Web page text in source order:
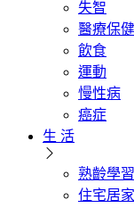
失智
醫療保健
飲食
運動
慢性病
癌症
生 活
熟齡學習
住宅居家